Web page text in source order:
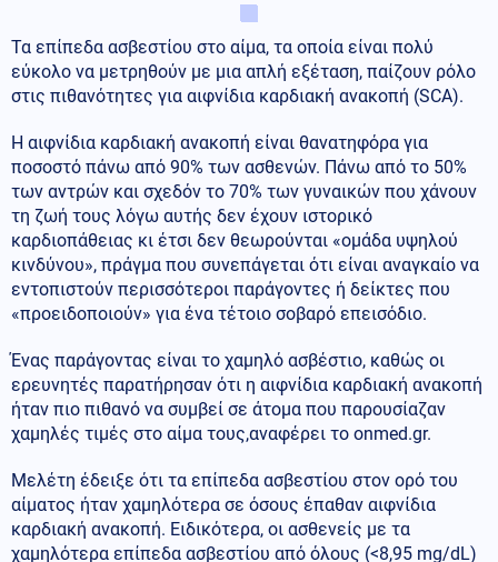
Τα επίπεδα ασβεστίου στο αίμα, τα οποία είναι πολύ
εύκολο να μετρηθούν με μια απλή εξέταση, παίζουν ρόλο
στις πιθανότητες για αιφνίδια καρδιακή ανακοπή (SCA).
Η αιφνίδια καρδιακή ανακοπή είναι θανατηφόρα για
ποσοστό πάνω από 90% των ασθενών. Πάνω από το 50%
των αντρών και σχεδόν το 70% των γυναικών που χάνουν
τη ζωή τους λόγω αυτής δεν έχουν ιστορικό
καρδιοπάθειας κι έτσι δεν θεωρούνται «ομάδα υψηλού
κινδύνου», πράγμα που συνεπάγεται ότι είναι αναγκαίο να
εντοπιστούν περισσότεροι παράγοντες ή δείκτες που
«προειδοποιούν» για ένα τέτοιο σοβαρό επεισόδιο.
Ένας παράγοντας είναι το χαμηλό ασβέστιο, καθώς οι
ερευνητές παρατήρησαν ότι η αιφνίδια καρδιακή ανακοπή
ήταν πιο πιθανό να συμβεί σε άτομα που παρουσίαζαν
χαμηλές τιμές στο αίμα τους,αναφέρει το onmed.gr.
Μελέτη έδειξε ότι τα επίπεδα ασβεστίου στον ορό του
αίματος ήταν χαμηλότερα σε όσους έπαθαν αιφνίδια
καρδιακή ανακοπή. Ειδικότερα, οι ασθενείς με τα
χαμηλότερα επίπεδα ασβεστίου από όλους (<8,95 mg/dL)